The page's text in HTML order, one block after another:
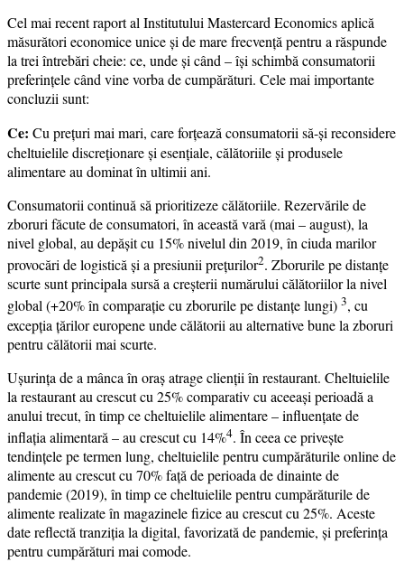
Cel mai recent raport al Institutului Mastercard Economics aplică
măsurători economice unice și de mare frecvență pentru a răspunde
la trei întrebări cheie: ce, unde și când – își schimbă consumatorii
preferințele când vine vorba de cumpărături. Cele mai importante
concluzii sunt:
Ce: Cu prețuri mai mari, care forțează consumatorii să-și reconsidere
cheltuielile discreționare și esențiale, călătoriile și produsele
alimentare au dominat în ultimii ani.
Consumatorii continuă să prioritizeze călătoriile. Rezervările de
zboruri făcute de consumatori, în această vară (mai – august), la
nivel global, au depășit cu 15% nivelul din 2019, în ciuda marilor
provocări de logistică și a presiunii prețurilor2. Zborurile pe distanțe
scurte sunt principala sursă a creșterii numărului călătoriilor la nivel
global (+20% în comparație cu zborurile pe distanțe lungi) 3, cu
excepția țărilor europene unde călătorii au alternative bune la zboruri
pentru călătorii mai scurte.
Ușurința de a mânca în oraș atrage clienții în restaurant. Cheltuielile
la restaurant au crescut cu 25% comparativ cu aceeași perioadă a
anului trecut, în timp ce cheltuielile alimentare – influențate de
inflația alimentară – au crescut cu 14%4. În ceea ce privește
tendințele pe termen lung, cheltuielile pentru cumpărăturile online de
alimente au crescut cu 70% față de perioada de dinainte de
pandemie (2019), în timp ce cheltuielile pentru cumpărăturile de
alimente realizate în magazinele fizice au crescut cu 25%. Aceste
date reflectă tranziția la digital, favorizată de pandemie, și preferința
pentru cumpărături mai comode.